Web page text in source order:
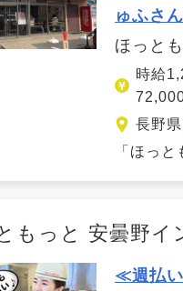
ゅふさ
ほっと
時給
長野
「ほっ
もっと 安曇野イ
≪週払